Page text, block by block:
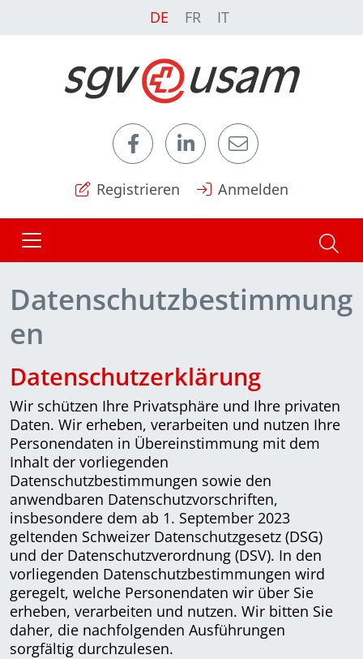
DE FR IT
Registrieren Anmelden
Datenschutzbestimmung
en
Datenschutzerklärung
Wir schützen Ihre Privatsphäre und Ihre privaten
Daten. Wir erheben, verarbeiten und nutzen Ihre
Personendaten in Übereinstimmung mit dem
Inhalt der vorliegenden
Datenschutzbestimmungen sowie den
anwendbaren Datenschutzvorschriften,
insbesondere dem ab 1. September 2023
geltenden Schweizer Datenschutzgesetz (DSG)
und der Datenschutzverordnung (DSV). In den
vorliegenden Datenschutzbestimmungen wird
geregelt, welche Personendaten wir über Sie
erheben, verarbeiten und nutzen. Wir bitten Sie
daher, die nachfolgenden Ausführungen
sorgfältig durchzulesen.